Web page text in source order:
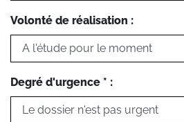
Volonté de réalisation :
Degré d'urgence * :